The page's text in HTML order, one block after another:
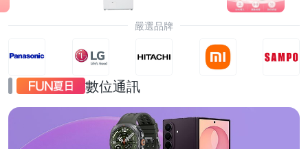
嚴選品牌
數位通訊